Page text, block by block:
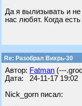
Да я вылизывать и не
нас любят. Когда
Re: Разобрал Вихрь-30
Автор: Fatman (---
Дата: 24-11-17 19:02
Nick_gorn писал: